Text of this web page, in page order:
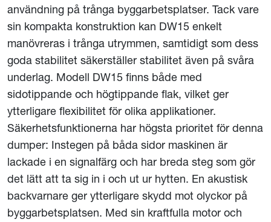
användning på trånga byggarbetsplatser. Tack vare
sin kompakta konstruktion kan DW15 enkelt
manövreras i trånga utrymmen, samtidigt som dess
goda stabilitet säkerställer stabilitet även på svåra
underlag. Modell DW15 finns både med
sidotippande och högtippande flak, vilket ger
ytterligare flexibilitet för olika applikationer.
Säkerhetsfunktionerna har högsta prioritet för denna
dumper: Instegen på båda sidor maskinen är
lackade i en signalfärg och har breda steg som gör
det lätt att ta sig in i och ut ur hytten. En akustisk
backvarnare ger ytterligare skydd mot olyckor på
byggarbetsplatsen. Med sin kraftfulla motor och